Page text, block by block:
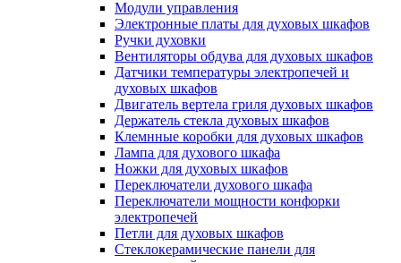
Модули управления
Электронные платы для духовых шкафов
Ручки духовки
Вентиляторы обдува для духовых шкафов
Датчики температуры электропечей и
духовых шкафов
Двигатель вертела гриля духовых шкафов
Держатель стекла духовых шкафов
Клемнные коробки для духовых шкафов
Лампа для духового шкафа
Ножки для духовых шкафов
Переключатели духового шкафа
Переключатели мощности конфорки
электропечей
Петли для духовых шкафов
Стеклокерамические панели для